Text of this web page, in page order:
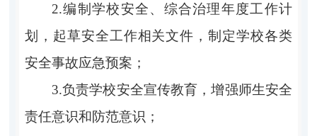
2.编制学校安全、综合治理年度工作计
划，起草安全工作相关文件，制定学校各类
安全事故应急预案；
3.负责学校安全宣传教育，增强师生安全
责任意识和防范意识；